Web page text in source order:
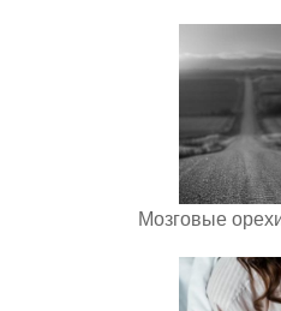
Мозговые